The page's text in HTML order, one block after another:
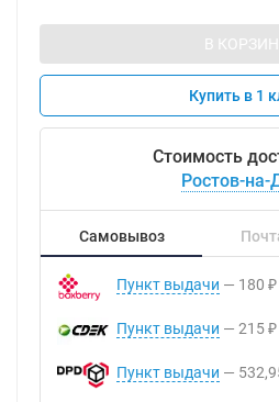
В
Купить в 1
Стоимость
Ростов-на-
Самовывоз
Пункт выдачи 180 ₽
Пункт выдачи 215 ₽
Пункт выдачи